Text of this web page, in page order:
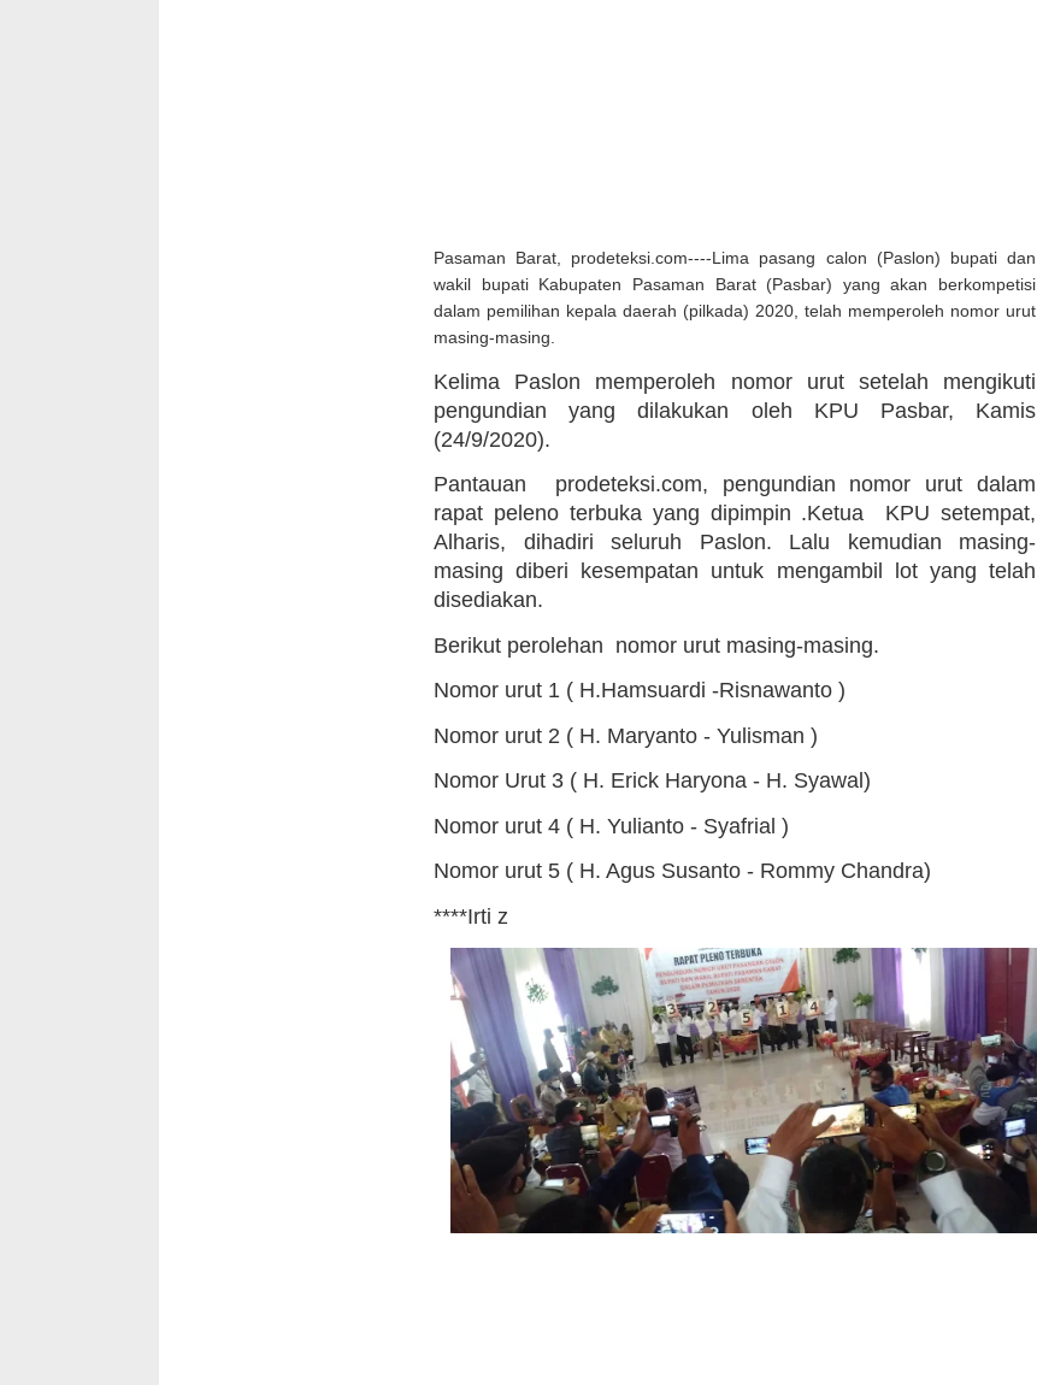
Pasaman Barat, prodeteksi.com----Lima pasang calon (Paslon) bupati dan
wakil bupati Kabupaten Pasaman Barat (Pasbar) yang akan berkompetisi
dalam pemilihan kepala daerah (pilkada) 2020, telah memperoleh nomor urut
masing-masing.
Kelima Paslon memperoleh nomor urut setelah mengikuti
pengundian yang dilakukan oleh KPU Pasbar, Kamis
(24/9/2020).
Pantauan prodeteksi.com, pengundian nomor urut dalam
rapat peleno terbuka yang dipimpin .Ketua KPU setempat,
Alharis, dihadiri seluruh Paslon. Lalu kemudian masing-
masing diberi kesempatan untuk mengambil lot yang telah
disediakan.
Berikut perolehan nomor urut masing-masing.
Nomor urut 1 ( H.Hamsuardi -Risnawanto )
Nomor urut 2 ( H. Maryanto - Yulisman )
Nomor Urut 3 ( H. Erick Haryona - H. Syawal)
Nomor urut 4 ( H. Yulianto - Syafrial )
Nomor urut 5 ( H. Agus Susanto - Rommy Chandra)
****Irti z